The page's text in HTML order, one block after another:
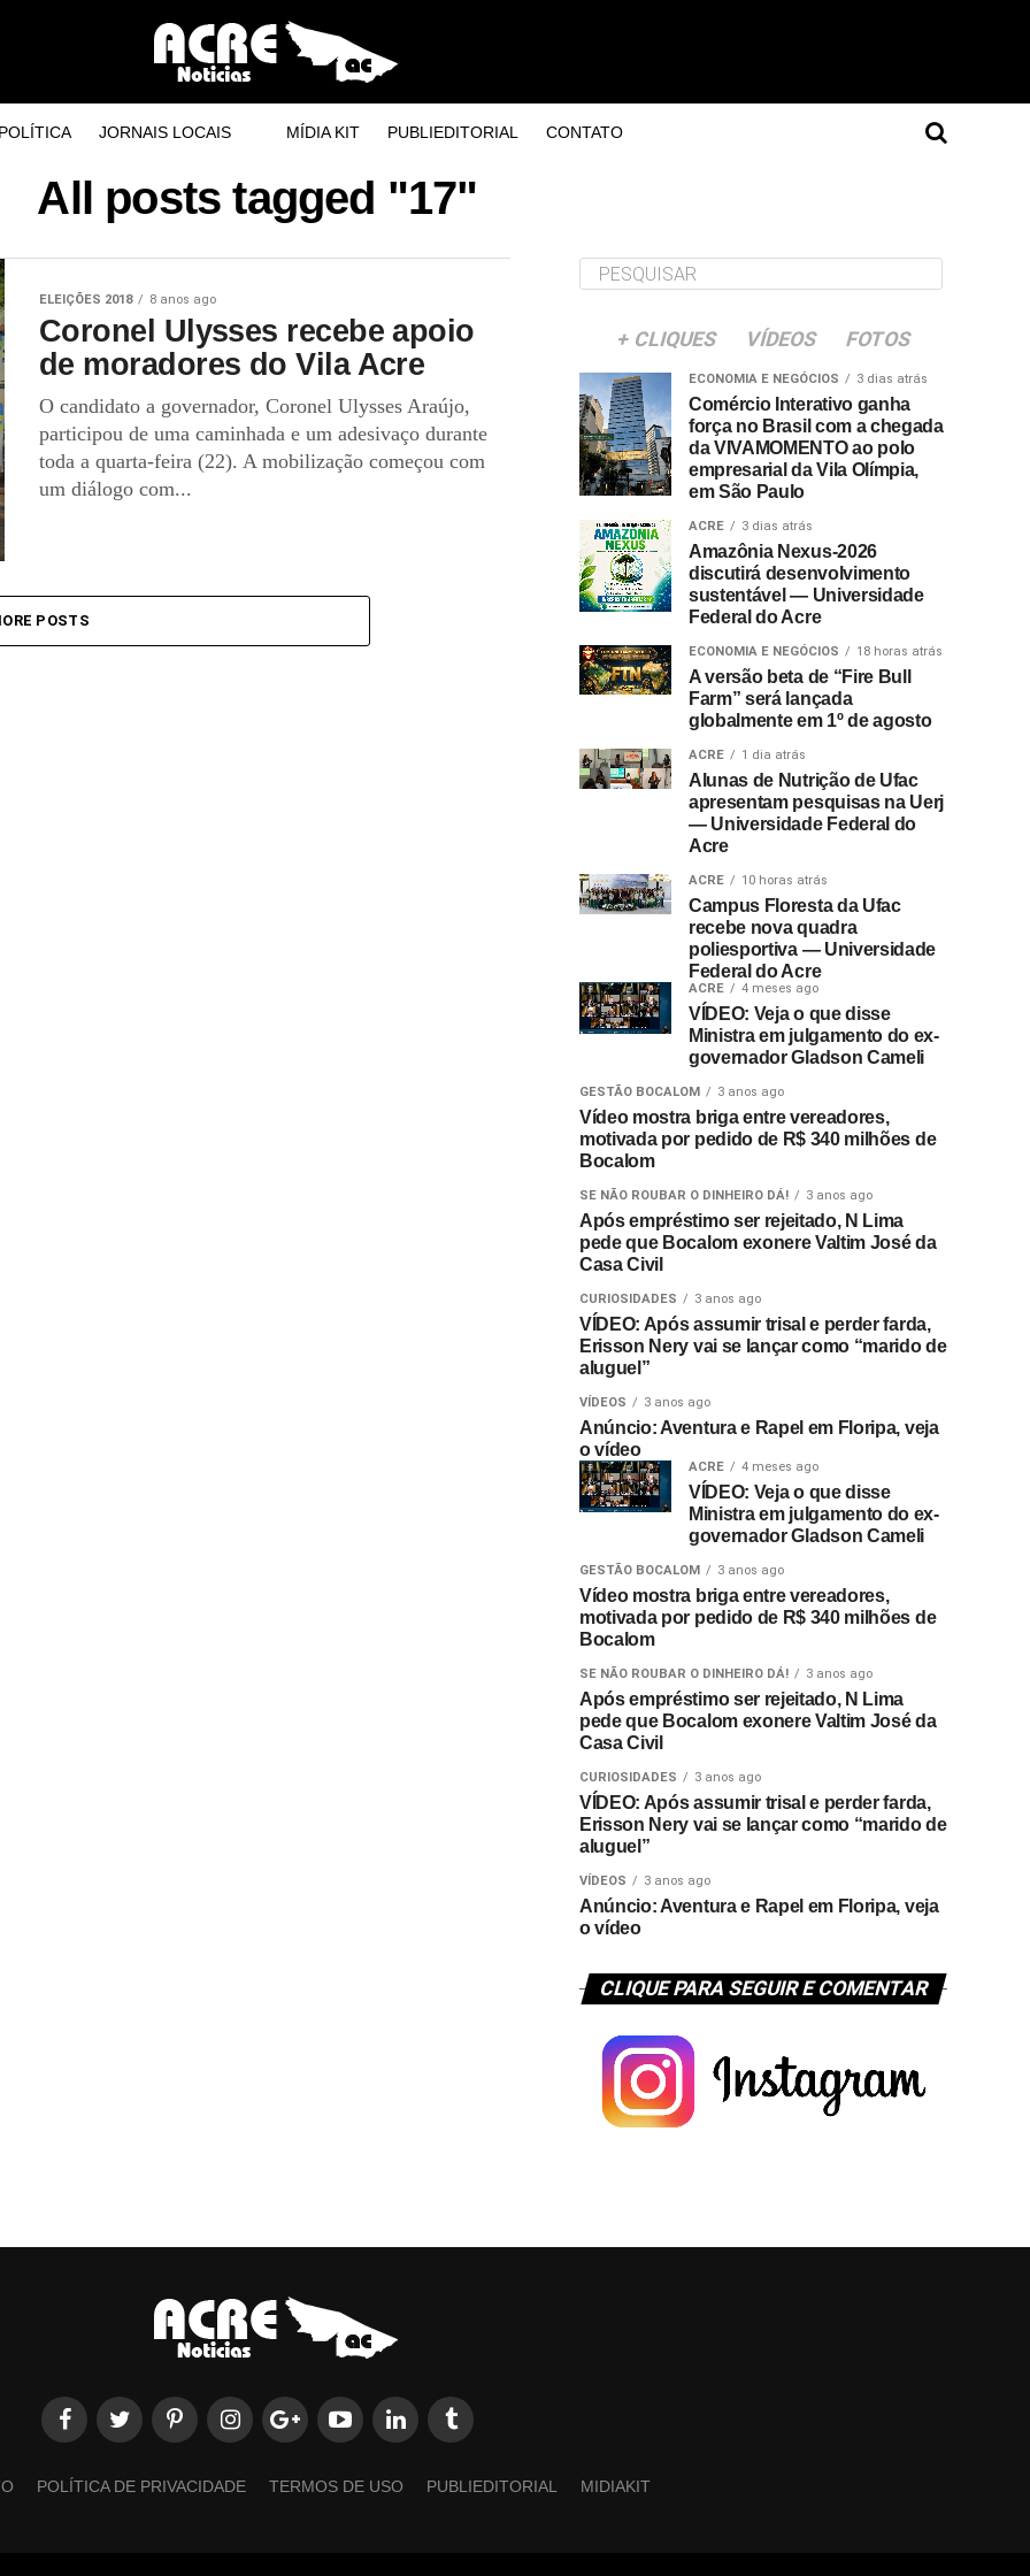
JORNAIS LOCAIS MÍDIA KIT PUBLIEDITORIAL CONTATO
All posts tagged "17"
ELEIÇÕES 2018 8 anos ago
Coronel Ulysses recebe apoio
de moradores do Vila Acre
O candidato a governador, Coronel Ulysses Araújo,
participou de uma caminhada e um adesivaço durante
toda a quarta-feira (22). A mobilização começou com
um diálogo com...
POSTS
+ CLIQUES VÍDEOS FOTOS
ECONOMIA E NEGÓCIOS 3 dias atrás
Comércio Interativo ganha
força no Brasil com a chegada
da VIVAMOMENTO ao polo
empresarial da Vila Olímpia,
em São Paulo
ACRE 3 dias atrás
Amazônia Nexus-2026
discutirá desenvolvimento
sustentável — Universidade
Federal do Acre
ECONOMIA E NEGÓCIOS 18 horas atrás
A versão beta de “Fire Bull
Farm” será lançada
globalmente em 1º de agosto
ACRE 1 dia atrás
Alunas de Nutrição de Ufac
apresentam pesquisas na Uerj
— Universidade Federal do
Acre
ACRE 10 horas atrás
Campus Floresta da Ufac
recebe nova quadra
poliesportiva — Universidade
Federal do Acre
ACRE 4 meses ago
VÍDEO: Veja o que disse
Ministra em julgamento do ex-
governador Gladson Cameli
GESTÃO BOCALOM 3 anos ago
Vídeo mostra briga entre vereadores,
motivada por pedido de R$ 340 milhões de
Bocalom
SE NÃO ROUBAR O DINHEIRO DÁ! 3 anos ago
Após empréstimo ser rejeitado, N Lima
pede que Bocalom exonere Valtim José da
Casa Civil
CURIOSIDADES 3 anos ago
VÍDEO: Após assumir trisal e perder farda,
Erisson Nery vai se lançar como “marido de
aluguel”
VÍDEOS 3 anos ago
Anúncio: Aventura e Rapel em Floripa, veja
o vídeo
ACRE 4 meses ago
VÍDEO: Veja o que disse
Ministra em julgamento do ex-
governador Gladson Cameli
GESTÃO BOCALOM 3 anos ago
Vídeo mostra briga entre vereadores,
motivada por pedido de R$ 340 milhões de
Bocalom
SE NÃO ROUBAR O DINHEIRO DÁ! 3 anos ago
Após empréstimo ser rejeitado, N Lima
pede que Bocalom exonere Valtim José da
Casa Civil
CURIOSIDADES 3 anos ago
VÍDEO: Após assumir trisal e perder farda,
Erisson Nery vai se lançar como “marido de
aluguel”
VÍDEOS 3 anos ago
Anúncio: Aventura e Rapel em Floripa, veja
o vídeo
CLIQUE PARA SEGUIR E COMENTAR
POLÍTICA DE PRIVACIDADE TERMOS DE USO PUBLIEDITORIAL MIDIAKIT